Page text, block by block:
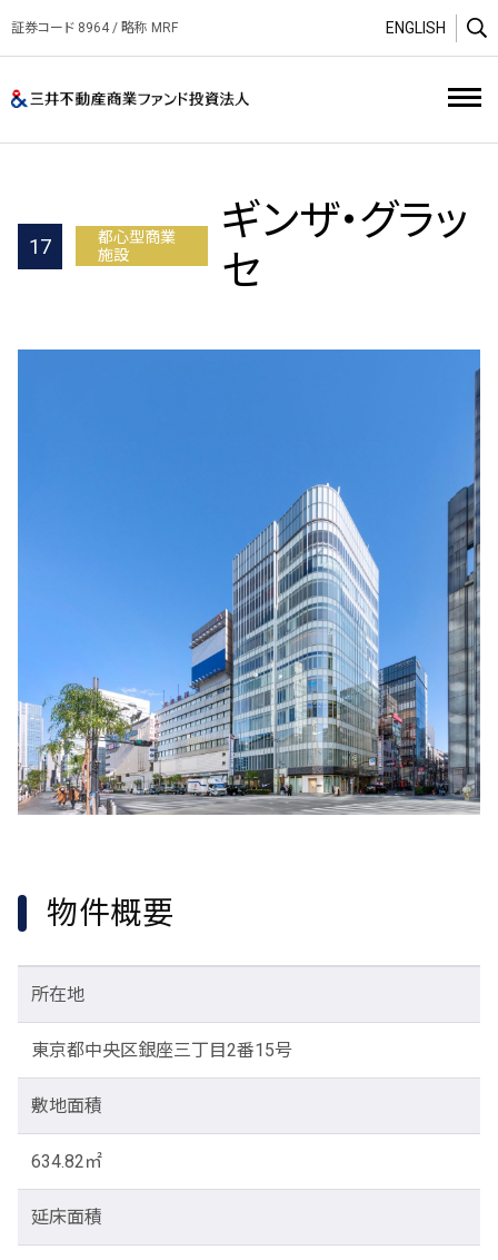
証券コード 8964 / 略称 MRF ENGLISH
17
都心型商業
施設
ギンザ・グラッ
セ
物件概要
所在地
東京都中央区銀座三丁目2番15号
敷地面積
634.82㎡
延床面積